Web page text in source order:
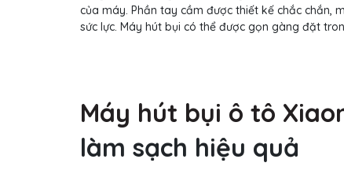
của máy. Phần tay cầm được thiết kế chắc chắn,
sức lực. Máy hút bụi có thể được gọn gàng đặt
Máy hút bụi ô tô
làm sạch hiệu quả